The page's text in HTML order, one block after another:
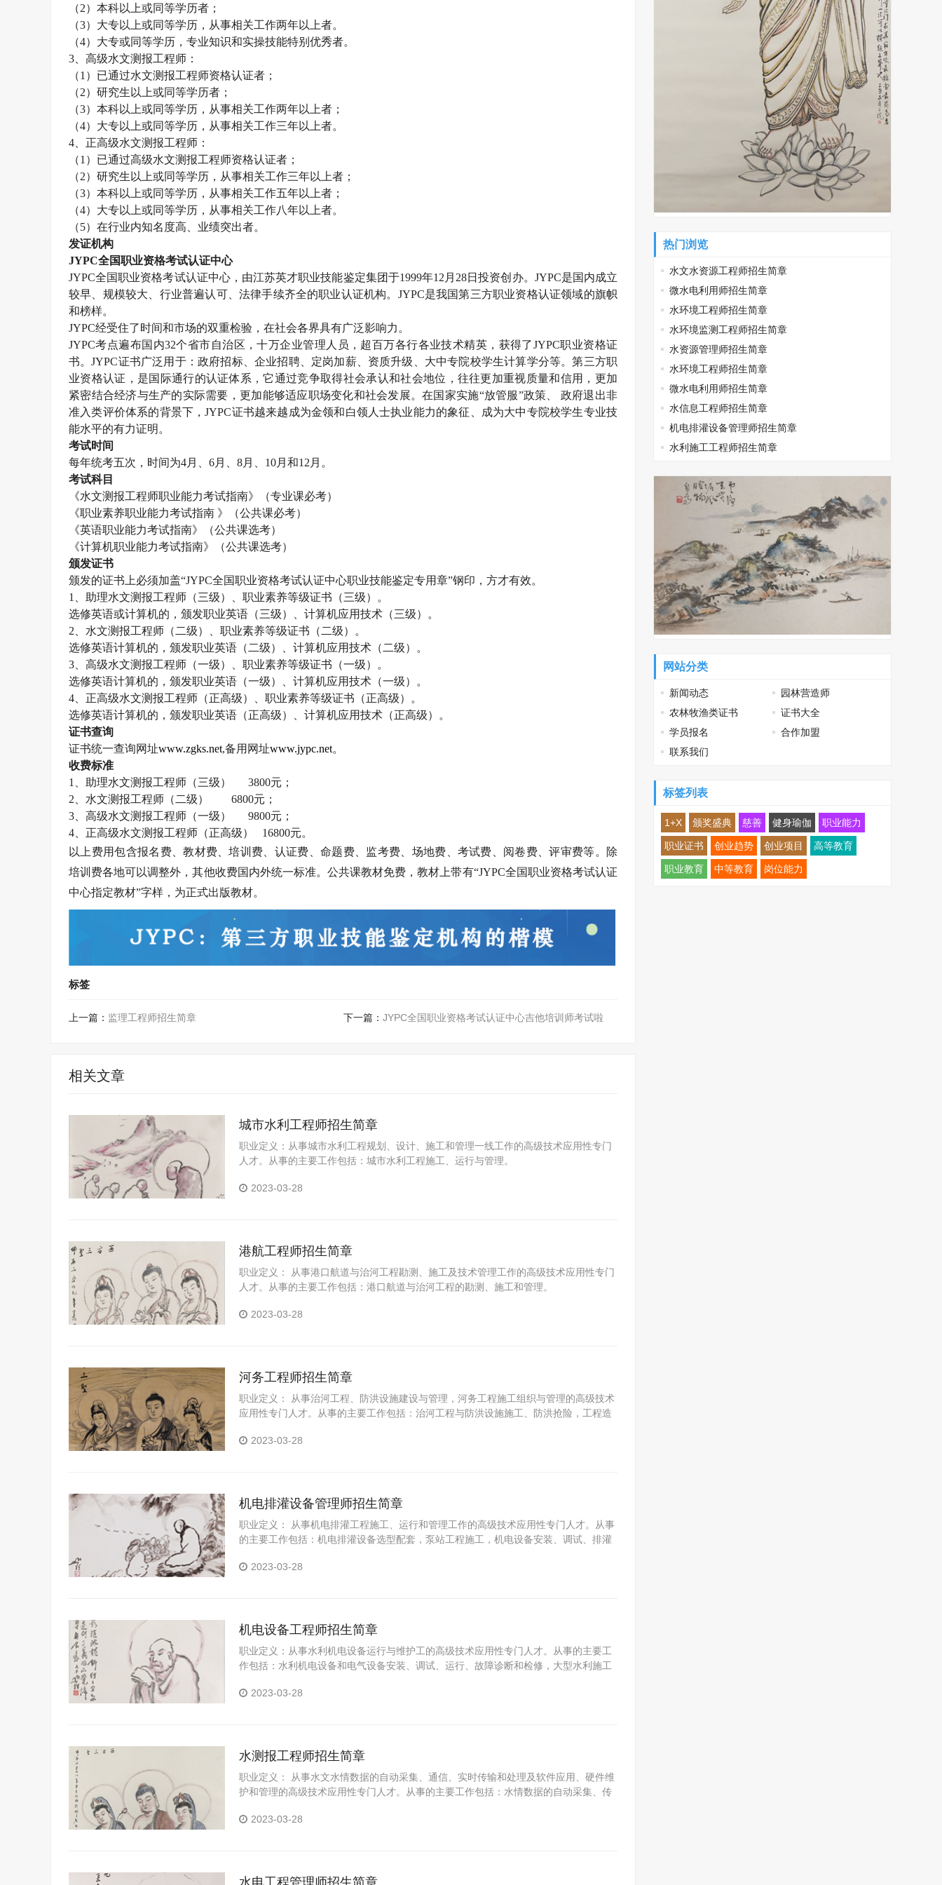
（2）本科以上或同等学历者；
（3）大专以上或同等学历，从事相关工作两年以上者。
（4）大专或同等学历，专业知识和实操技能特别优秀者。
3 、高级水文测报工程师：
（1 ）已通过水文测报工程师资格认证者；
（2）研究生以上或同等学历者；
（3）本科以上或同等学历，从事相关工作两年以上者；
（4）大专以上或同等学历，从事相关工作三年以上者。
4 、正高级水文测报工程师：
（1 ）已通过高级水文测报工程师资格认证者；
（2）研究生以上或同等学历，从事相关工作三年以上者；
（3）本科以上或同等学历，从事相关工作五年以上者；
（4）大专以上或同等学历，从事相关工作八年以上者。
（5）在行业内知名度高、业绩突出者。
发证机构
JYPC全国职业资格考试认证中心
JYPC全国职业资格考试认证中心，由江苏英才职业技能鉴定集团于1999年12 月 28日投资创办。 JYPC是国内成立
较早、规模较大、行业普遍认可、法律手续齐全的职业认证机构。 JYPC是我国第三方职业资格认证领域的旗帜
和榜样。
JYPC经受住了时间和市场的双重检验，在社会各界具有广泛影响力。
JYPC考点遍布国内32个省市自治区，十万企业管理人员，超百万各行各业技术精英，获得了JYPC职业资格证
书。JYPC证书广泛用于：政府招标、企业招聘、定岗加薪、资质升级、大中专院校学生计算学分等。第三方职
业资格认证，是国际通行的认证体系，它通过竞争取得社会承认和社会地位，往往更加重视质量和信用，更加
紧密结合经济与生产的实际需要，更加能够适应职场变化和社会发展。在国家实施“放管服”政策、 政府退出非
准入类评价体系的背景下，JYPC证书越来越成为金领和白领人士执业能力的象征、成为大中专院校学生专业技
能水平的有力证明。
考试时间
每年统考五次，时间为4月、 6月、 8月、 10月和12 月。
考试科目
《水文测报工程师职业能力考试指南》（专业课必考）
《职业素养职业能力考试指南 》（公共课必考）
《英语职业能力考试指南》（公共课选考）
《计算机职业能力考试指南》（公共课选考）
颁发证书
颁发的证书上必须加盖“JYPC全国职业资格考试认证中心职业技能鉴定专用章”钢印，方才有效。
1
、助理水文测报工程师（三级）、职业素养等级证书（三级）。
选修英语或计算机的，颁发职业英语（三级）、计算机应用技术（三级）。
2 、水文测报工程师（二级）、职业素养等级证书（二级）。
选修英语计算机的，颁发职业英语（二级）、计算机应用技术（二级）。
3 、高级水文测报工程师（一级）、职业素养等级证书（一级）。
选修英语计算机的，颁发职业英语（一级）、计算机应用技术（一级）。
4 、正高级水文测报工程师（正高级）、职业素养等级证书（正高级）。
选修英语计算机的，颁发职业英语（正高级）、计算机应用技术（正高级）。
证书查询
证书统一查询网址www.zgks.net,备用网址www.jypc.net。
收费标准
1
、助理水文测报工程师（三级） 3800元；
2 、水文测报工程师（二级） 6800元；
3 、高级水文测报工程师（一级） 9800元；
4 、正高级水文测报工程师（正高级） 16800元。
以上费用包含报名费、教材费、培训费、认证费、命题费、监考费、场地费、考试费、阅卷费、评审费等。除
培训费各地可以调整外，其他收费国内外统一标准。公共课教材免费，教材上带有“JYPC全国职业资格考试认证
中心指定教材”字样，为正式出版教材。
标签
上一篇： 监理工程师招生简章 下一篇： JYPC全国职业资格考试认证中心吉他培训师考试啦
相关文章
城市水利工程师招生简章
职业定义：从事城市水利工程规划、设计、施工和管理一线工作的高级技术应用性专门
人才。从事的主要工作包括：城市水利工程施工、运行与管理。
2023-03-28
港航工程师招生简章
职业定义： 从事港口航道与治河工程勘测、施工及技术管理工作的高级技术应用性专门
人才。从事的主要工作包括：港口航道与治河工程的勘测、施工和管理。
2023-03-28
河务工程师招生简章
职业定义： 从事治河工程、防洪设施建设与管理，河务工程施工组织与管理的高级技术
应用性专门人才。从事的主要工作包括：治河工程与防洪设施施工、防洪抢险，工程造
2023-03-28
机电排灌设备管理师招生简章
职业定义： 从事机电排灌工程施工、运行和管理工作的高级技术应用性专门人才。从事
的主要工作包括：机电排灌设备选型配套，泵站工程施工，机电设备安装、调试、排灌
2023-03-28
机电设备工程师招生简章
职业定义：从事水利机电设备运行与维护工的高级技术应用性专门人才。从事的主要工
作包括：水利机电设备和电气设备安装、调试、运行、故障诊断和检修，大型水利施工
2023-03-28
水测报工程师招生简章
职业定义： 从事水文水情数据的自动采集、通信、实时传输和处理及软件应用、硬件维
护和管理的高级技术应用性专门人才。从事的主要工作包括：水情数据的自动采集、传
2023-03-28
水电工程管理师招生简章
热门浏览
水文水资源工程师招生简章
微水电利用师招生简章
水环境工程师招生简章
水环境监测工程师招生简章
水资源管理师招生简章
水环境工程师招生简章
微水电利用师招生简章
水信息工程师招生简章
机电排灌设备管理师招生简章
水利施工工程师招生简章
网站分类
新闻动态
园林营造师
农林牧渔类证书
证书大全
学员报名
合作加盟
联系我们
标签列表
1+X 颁奖盛典 慈善 健身瑜伽 职业能力
职业证书 创业趋势 创业项目 高等教育
职业教育 中等教育 岗位能力